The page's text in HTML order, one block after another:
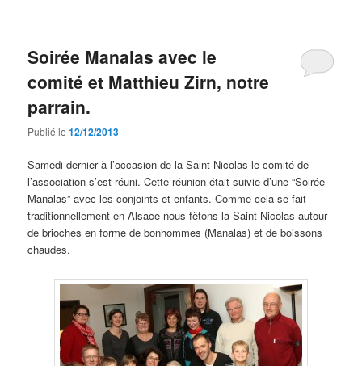
Soirée Manalas avec le
comité et Matthieu Zirn, notre
parrain.
Publié le12/12/2013
Samedi dernier à l’occasion de la Saint-Nicolas le comité de
l’association s’est réuni. Cette réunion était suivie d’une “Soirée
Manalas” avec les conjoints et enfants. Comme cela se fait
traditionnellement en Alsace nous fêtons la Saint-Nicolas autour
de brioches en forme de bonhommes (Manalas) et de boissons
chaudes.